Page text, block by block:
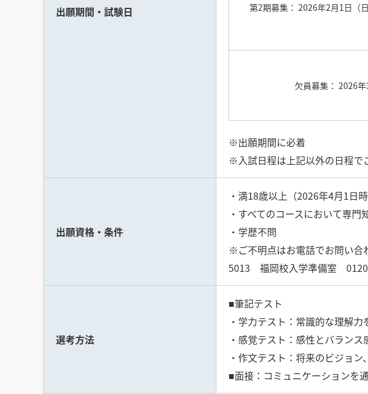
出願期間・試験日 第2期募集： 2026年2月1日（日
欠員募集： 2026年
※出願期間に必着
※入試日程は上記以外の日程で
出願資格・条件
・満18歳以上（2026年4月1日時
・すべてのコースにおいて専門
・学歴不問
※ご不明点はお電話でお問い
5013 福岡校入学準備室 0120-
選考方法
■筆記テスト
・学力テスト：常識的な理解
・感覚テスト：感性とバラン
・作文テスト：将来のビジョ
■面接：コミュニケーションを